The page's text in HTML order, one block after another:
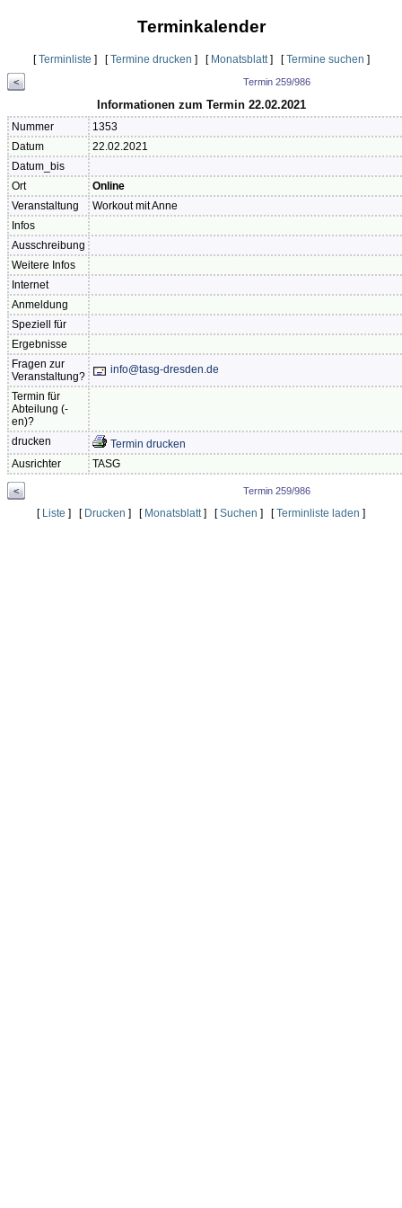
Terminkalender
[Terminliste ] [Termine drucken ] [ Monatsblatt] [Termine suchen ]
< Termin 259/986
Informationen zum Termin 22.02.2021
Nummer
1353
Datum
22.02.2021
Datum_bis
Ort
Online
Veranstaltung
Workout mit Anne
Infos
Ausschreibung
Weitere Infos
Internet
Anmeldung
Speziell für
Ergebnisse
Fragen zur
Veranstaltung?
info@tasg-dresden.de
Termin für
Abteilung (-
en)?
drucken
Termin drucken
Ausrichter
TASG
< Termin 259/986
[ Liste ] [ Drucken ] [ Monatsblatt] [Suchen ] [Terminliste laden ]